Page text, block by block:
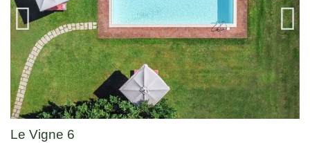
Le Vigne 6